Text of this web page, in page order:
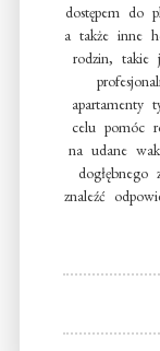
dostępem do
a także inne
rodzin, takie
apartamenty
celu pomóc
na udane
znaleźć